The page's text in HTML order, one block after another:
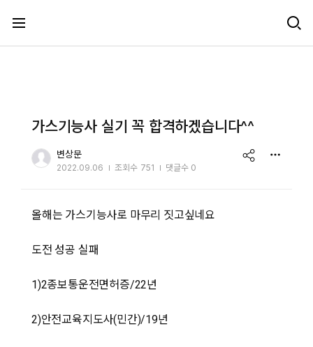
가스기능사 실기 꼭 합격하겠습니다^^
변상문
2022.09.06 조회수 751 댓글수 0
share
올해는 가스기능사로 마무리 짓고싶네요
도전 성공 실패
1)2종보통운전면허증/22년
2)안전교육지도사(민간)/19년